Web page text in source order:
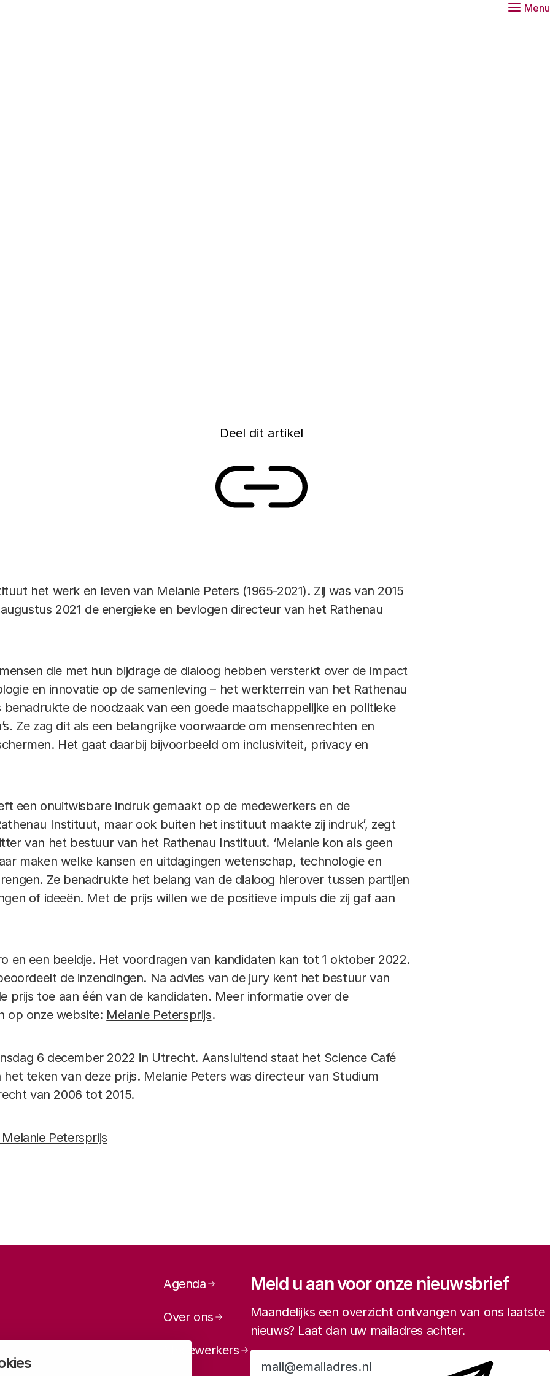
Menu
start tweejaarlijkse prijs ter
Melanie Peters
Deel dit artikel
het werk en leven van Melanie Peters (1965-2021). Zij was van 2015
2021 de energieke en bevlogen directeur van het Rathenau
die met hun bijdrage de dialoog hebben versterkt over de impact
en innovatie op de samenleving – het werkterrein van het Rathenau
de noodzaak van een goede maatschappelijke en politieke
Ze zag dit als een belangrijke voorwaarde om mensenrechten en
Het gaat daarbij bijvoorbeeld om inclusiviteit, privacy en
een onuitwisbare indruk gemaakt op de medewerkers en de
Instituut, maar ook buiten het instituut maakte zij indruk’, zegt
van het bestuur van het Rathenau Instituut. ‘Melanie kon als geen
maken welke kansen en uitdagingen wetenschap, technologie en
Ze benadrukte het belang van de dialoog hierover tussen partijen
of ideeën. Met de prijs willen we de positieve impuls die zij gaf aan
en een beeldje. Het voordragen van kandidaten kan tot 1 oktober 2022.
de inzendingen. Na advies van de jury kent het bestuur van
prijs toe aan één van de kandidaten. Meer informatie over de
op onze website: Melanie Petersprijs.
6 december 2022 in Utrecht. Aansluitend staat het Science Café
teken van deze prijs. Melanie Peters was directeur van Studium
van 2006 tot 2015.
Petersprijs
Paginanavigatie
Agenda
Over ons
Medewerkers
Meld u aan voor onze nieuwsbrief
Maandelijks een overzicht ontvangen van ons laatste
nieuws? Laat dan uw mailadres achter.
Aanmelden